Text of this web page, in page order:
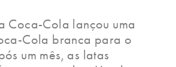
Coca-Cola lançou uma
Cola branca para o
um mês, as latas